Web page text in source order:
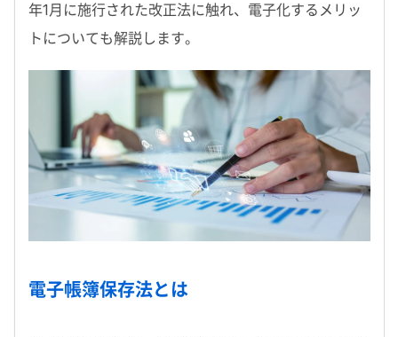
年1月に施行された改正法に触れ、電子化するメリッ
トについても解説します。
電子帳簿保存法とは